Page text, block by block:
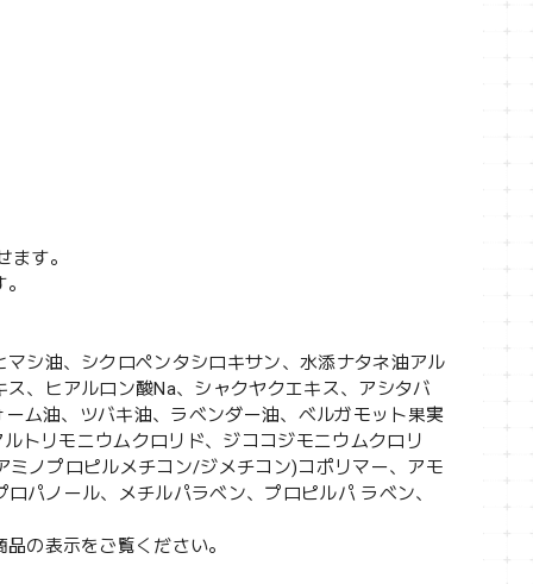
す。
シ油、シクロペンタシロキサン、水添ナタネ油アル
、ヒアルロン酸Na、シャクヤクエキス、アシタバ
ム油、ツバキ油、ラベンダー油、ベルガモット果実
トリモニウムクロリド、ジココジモニウムクロリ
ノプロピルメチコン/ジメチコン)コポリマー、アモ
パノール、メチルパラベン、プロピルパ ラベン、
の表示をご覧ください。